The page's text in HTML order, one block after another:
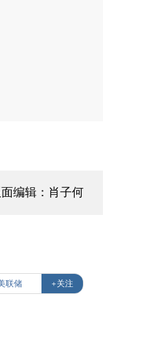
编辑：肖子何
联储 +关注